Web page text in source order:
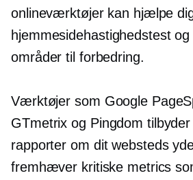
onlineværktøjer kan hjælpe
hjemmesidehastighedstest
områder til forbedring.
Værktøjer som Google
GTmetrix og Pingdom
rapporter om dit websteds
fremhæver kritiske metrics